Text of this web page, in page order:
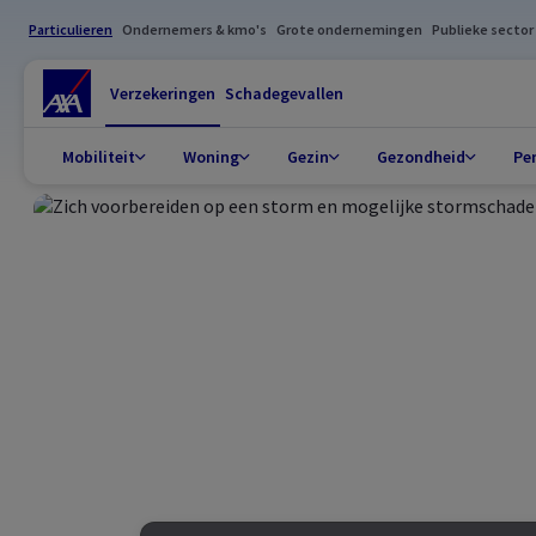
Particulieren Ondernemers & kmo's Grote ondernemingen Publieke sector
Verzekeringen Schadegevallen
Mobiliteit Woning Gezin Gezondheid